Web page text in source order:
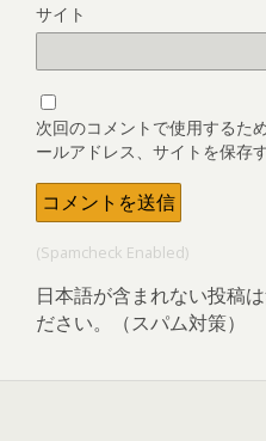
サイト
次回のコメントで使用するた
ールアドレス、サイトを保存す
(Spamcheck Enabled)
日本語が含まれない投稿
ださい。（スパム対策）